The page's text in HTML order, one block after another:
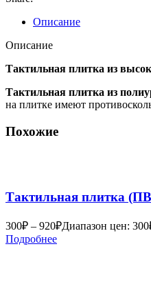
Описание
Описание
Тактильная плитка из
Тактильная плитка из
на плитке имеют
Похожие
Тактильная плитка
300₽ – 920₽Диапазон цен:
Подробнее